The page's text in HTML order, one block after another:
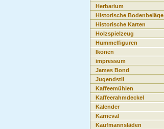
Herbarium
Historische Bodenbeläge
Historische Karten
Holzspielzeug
Hummelfiguren
Ikonen
impressum
James Bond
Jugendstil
Kaffeemühlen
Kaffeerahmdeckel
Kalender
Karneval
Kaufmannsläden